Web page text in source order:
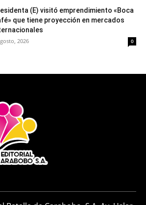
(E) visitó emprendimiento «Boca
que tiene proyección en mercados
2026 0